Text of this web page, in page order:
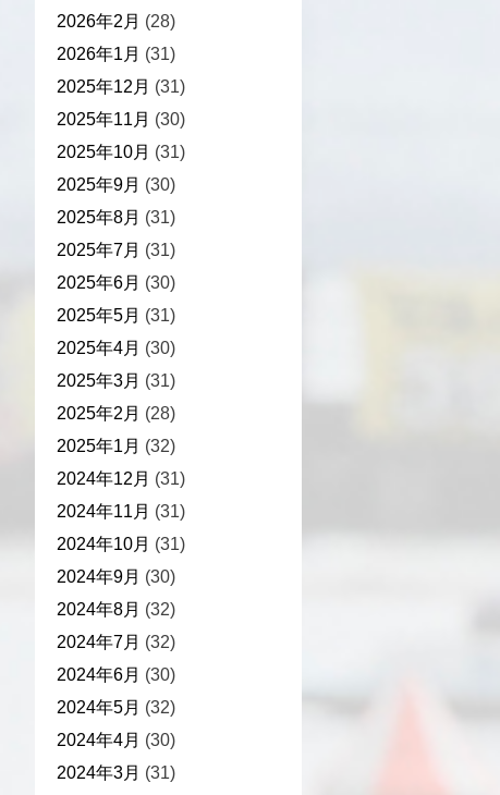
2026年2月 (28)
2026年1月 (31)
2025年12月 (31)
2025年11月 (30)
2025年10月 (31)
2025年9月 (30)
2025年8月 (31)
2025年7月 (31)
2025年6月 (30)
2025年5月 (31)
2025年4月 (30)
2025年3月 (31)
2025年2月 (28)
2025年1月 (32)
2024年12月 (31)
2024年11月 (31)
2024年10月 (31)
2024年9月 (30)
2024年8月 (32)
2024年7月 (32)
2024年6月 (30)
2024年5月 (32)
2024年4月 (30)
2024年3月 (31)